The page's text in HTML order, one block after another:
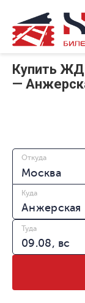
Купить
—
Откуда
Куда
Туда